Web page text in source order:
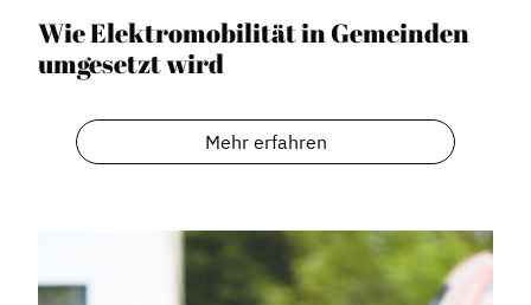
Wie Elektromobilität in Gemeinden
umgesetzt wird
Mehr erfahren